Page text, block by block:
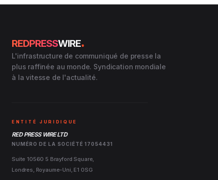
REDPRESSWIRE.
L'infrastructure de communiqué de presse la
plus raffinée au monde. Syndication mondiale
à la vitesse de l'actualité.
ENTITÉ JURIDIQUE
RED PRESS WIRE LTD
NUMÉRO DE LA SOCIÉTÉ 17054431
Suite 10560 5 Brayford Square,
Londres, Royaume-Uni, E1 0SG